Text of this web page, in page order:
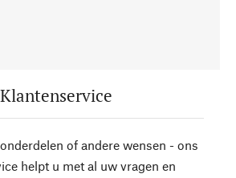
Klantenservice
of andere wensen - ons
helpt u met al uw vragen en